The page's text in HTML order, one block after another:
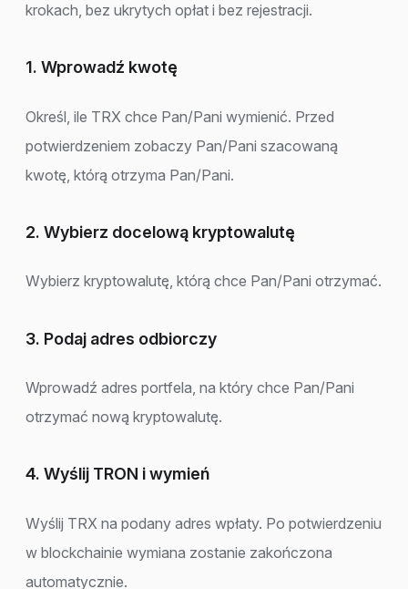
krokach, bez ukrytych opłat i bez rejestracji.
1. Wprowadź kwotę
Określ, ile TRX chce Pan/Pani wymienić. Przed
potwierdzeniem zobaczy Pan/Pani szacowaną
kwotę, którą otrzyma Pan/Pani.
2. Wybierz docelową kryptowalutę
Wybierz kryptowalutę, którą chce Pan/Pani otrzymać.
3. Podaj adres odbiorczy
Wprowadź adres portfela, na który chce Pan/Pani
otrzymać nową kryptowalutę.
4. Wyślij TRON i wymień
Wyślij TRX na podany adres wpłaty. Po potwierdzeniu
w blockchainie wymiana zostanie zakończona
automatycznie.